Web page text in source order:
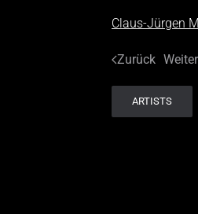
Claus-Jürgen
Zurück Weiter
ARTISTS